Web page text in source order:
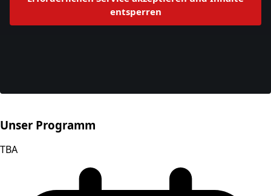
entsperren
Unser Programm
TBA